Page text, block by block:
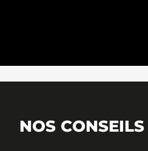
NOS CONSEILS